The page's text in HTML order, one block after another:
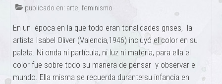
publicado en: arte, feminismo
En un época en la que todo eran tonalidades grises, la
artista Isabel Oliver (Valencia,1946) incluyó el color en su
paleta. Ni onda ni partícula, ni luz ni materia, para ella el
color fue sobre todo su manera de pensar y observar el
mundo. Ella misma se recuerda durante su infancia en